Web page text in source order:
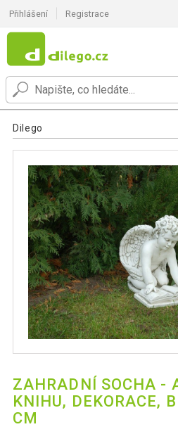
Přihlášení Registrace
Dilego
ZAHRADNÍ SOCHA -
KNIHU, DEKORACE,
CM